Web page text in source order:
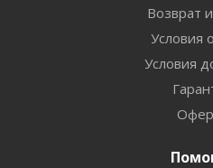
Возврат
Условия
Условия